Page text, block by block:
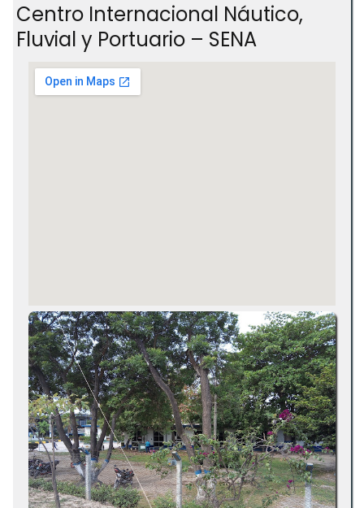
Centro Internacional Náutico,
Fluvial y Portuario – SENA